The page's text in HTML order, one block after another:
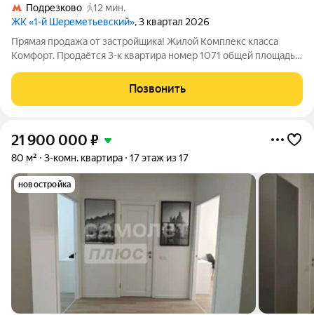
Подрезково
12 мин.
ЖК «1-й Шереметьевский», 3 квартал 2026
Прямая продажа от застройщика! Жилой Комплекс класса
Комфорт. Продаётся 3-к квартира номер 1071 общей площадью
- Просторная спальня, в которой можно разместить большую
кровать. -
Позвонить
21 900 000 ₽
80 м² 3-комн. квартира 17 этаж из 17
новостройка